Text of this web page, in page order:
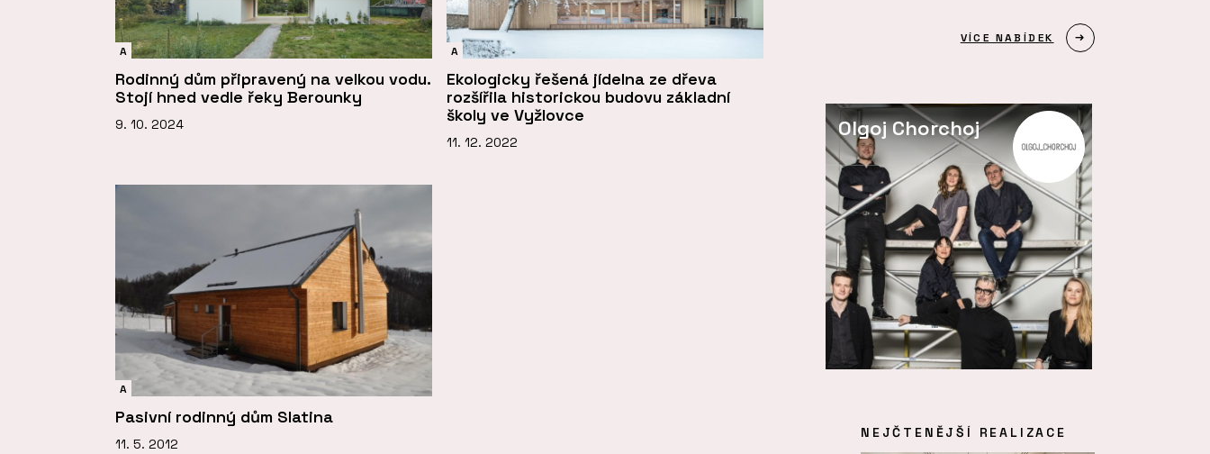
A
Rodinný dům připravený na velkou vodu.
Stojí hned vedle řeky Berounky
9. 10. 2024
A
Ekologicky řešená jídelna ze dřeva
rozšířila historickou budovu základní
školy ve Vyžlovce
11. 12. 2022
A
Pasivní rodinný dům Slatina
11. 5. 2012
VÍCE NABÍDEK
Olgoj Chorchoj
NEJČTENĚJŠÍ REALIZACE